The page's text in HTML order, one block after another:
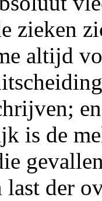
zieken
altijd
is de
last der